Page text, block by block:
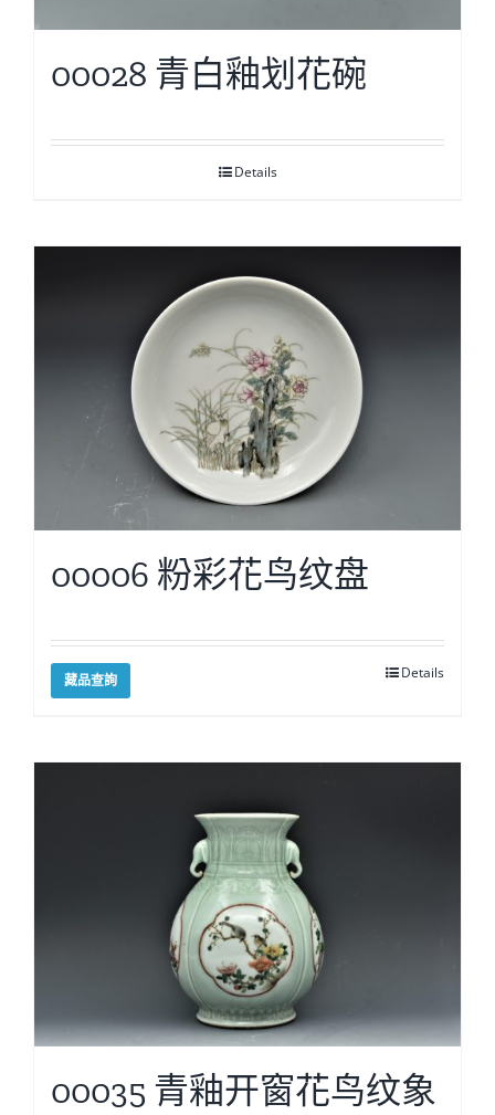
00028 青白釉划花碗
Details
00006 粉彩花鸟纹盘
藏品查詢 Details
00035 青釉开窗花鸟纹象